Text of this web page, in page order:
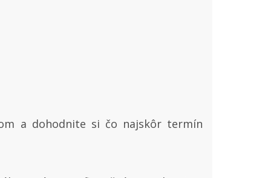
a dohodnite si čo najskôr termín